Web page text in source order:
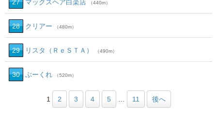
27 マックスヘア白楽店 （440m）
28 クリアー （480m）
29 リスタ（ＲｅＳＴＡ） （490m）
30 ぶーくれ （520m）
1 2 3 4 5 11 後へ